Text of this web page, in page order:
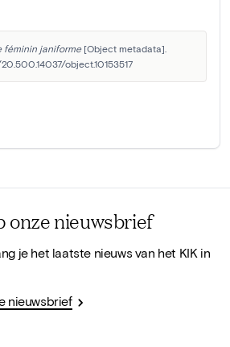
féminin janiforme [Object metadata].
object.10153517
onze nieuwsbrief
je het laatste nieuws van het KIK in
nieuwsbrief